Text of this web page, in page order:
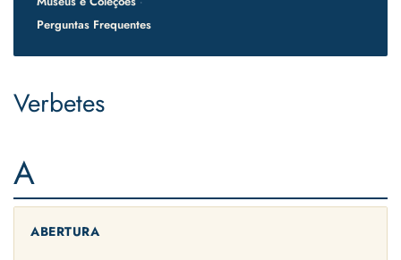
Perguntas Frequentes
Verbetes
A
ABERTURA